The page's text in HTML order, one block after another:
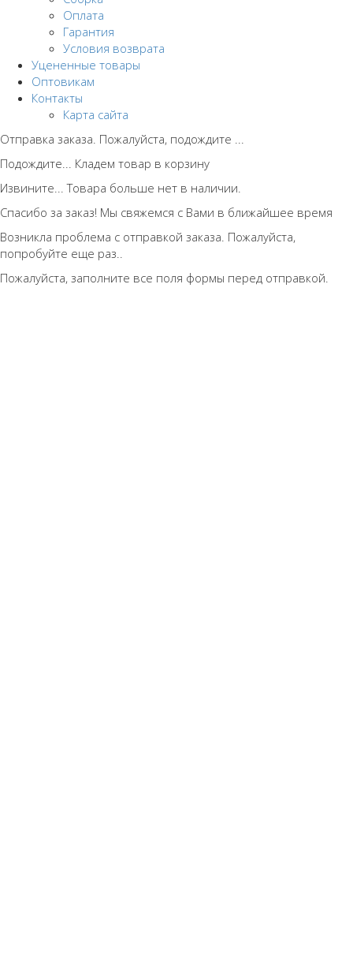
Оплата
Гарантия
Условия возврата
Уцененные товары
Оптовикам
Контакты
Карта сайта
Отправка заказа. Пожалуйста, подождите ...
Подождите... Кладем товар в корзину
Извините... Товара больше нет в наличии.
Спасибо за заказ! Мы свяжемся с Вами в ближайшее время
Возникла проблема с отправкой заказа. Пожалуйста,
попробуйте еще раз..
Пожалуйста, заполните все поля формы перед отправкой.